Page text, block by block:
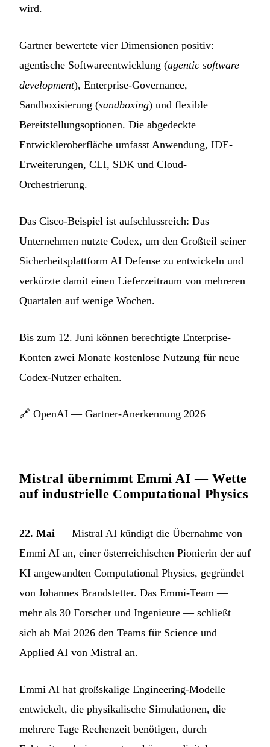
wird.
Gartner bewertete vier Dimensionen positiv:
agentische Softwareentwicklung (agentic software
development), Enterprise-Governance,
Sandboxisierung (sandboxing) und flexible
Bereitstellungsoptionen. Die abgedeckte
Entwickleroberfläche umfasst Anwendung, IDE-
Erweiterungen, CLI, SDK und Cloud-
Orchestrierung.
Das Cisco-Beispiel ist aufschlussreich: Das
Unternehmen nutzte Codex, um den Großteil seiner
Sicherheitsplattform AI Defense zu entwickeln und
verkürzte damit einen Lieferzeitraum von mehreren
Quartalen auf wenige Wochen.
Bis zum 12. Juni können berechtigte Enterprise-
Konten zwei Monate kostenlose Nutzung für neue
Codex-Nutzer erhalten.
🔗 OpenAI — Gartner-Anerkennung 2026
Mistral übernimmt Emmi AI — Wette
auf industrielle Computational Physics
22. Mai — Mistral AI kündigt die Übernahme von
Emmi AI an, einer österreichischen Pionierin der auf
KI angewandten Computational Physics, gegründet
von Johannes Brandstetter. Das Emmi-Team —
mehr als 30 Forscher und Ingenieure — schließt
sich ab Mai 2026 den Teams für Science und
Applied AI von Mistral an.
Emmi AI hat großskalige Engineering-Modelle
entwickelt, die physikalische Simulationen, die
mehrere Tage Rechenzeit benötigen, durch